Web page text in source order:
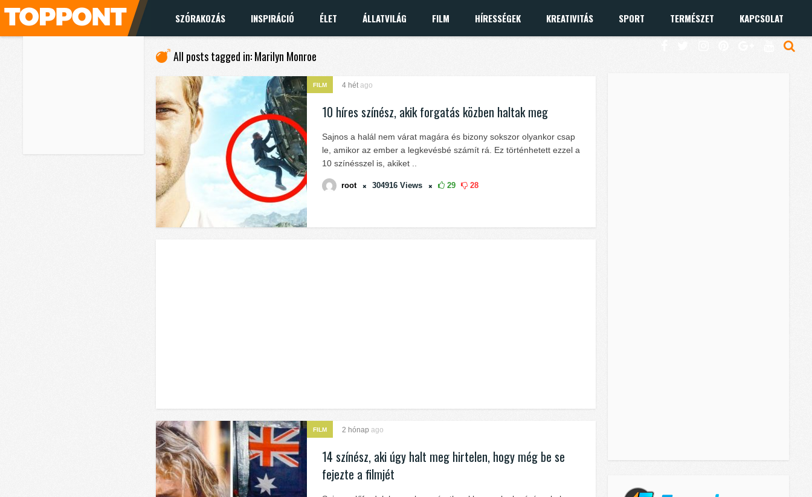
SZÓRAKOZÁS INSPIRÁCIÓ ÉLET ÁLLATVILÁG FILM HÍRESSÉGEK KREATIVITÁS SPORT TERMÉSZET KAPCSOLAT
All posts tagged in: Marilyn Monroe
FILM 4 hétago
10 híres színész, akik forgatás közben haltak meg
Sajnos a halál nem várat magára és bizony sokszor olyankor csap
le, amikor az ember a legkevésbé számít rá. Ez történhetett ezzel a
10 színésszel is, akiket ..
root 304916 Views 29 28
FILM 2 hónap ago
14 színész, aki úgy halt meg hirtelen, hogy még be se
fejezte a filmjét